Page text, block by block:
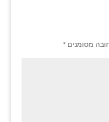
מסומנים *